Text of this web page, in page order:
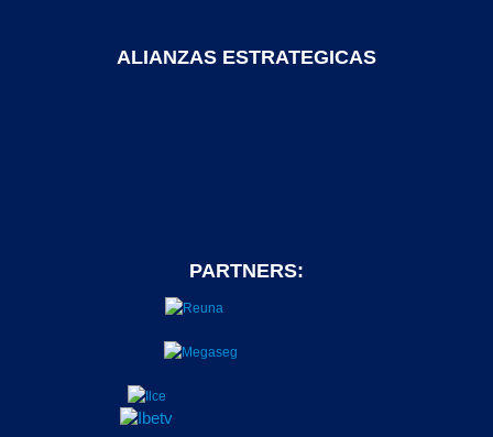
ALIANZAS ESTRATEGICAS
PARTNERS: